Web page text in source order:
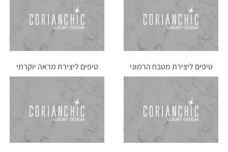
טיפים ליצירת מטבח הרמוני
טיפים ליצירת מראה יוקרתי
לבית